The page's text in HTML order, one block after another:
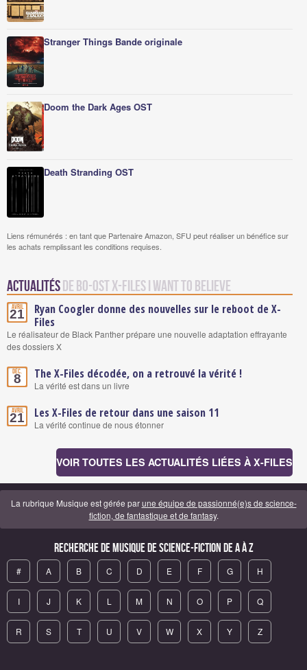
Stranger Things Bande originale
Doom the Dark Ages OST
Death Stranding OST
Liens rémunérés : en tant que Partenaire Amazon, SFU peut réaliser un bénéfice sur
les achats remplissant les conditions requises.
Actualités de BO-OST X-Files I want to believe
Avril
21
Ryan Coogler donne des nouvelles sur le reboot de X-
Files
Le réalisateur de Black Panther prépare une nouvelle adaptation effrayante
des dossiers X
Déc.
8 The X-Files décodée, on a retrouvé la vérité !
La vérité est dans un livre
Avril
21 Les X-Files de retour dans une saison 11
La vérité continue de nous étonner
VOIR TOUTES LES ACTUALITÉS LIÉES À X-FILES
La rubrique Musique est gérée parune équipe de passionné(e)s de science-
fiction, de fantastique et de fantasy.
Recherche de Musique de science-fiction de A à Z
# A B C D E F G H
I J K L M N O P Q
R S T U V W X Y Z